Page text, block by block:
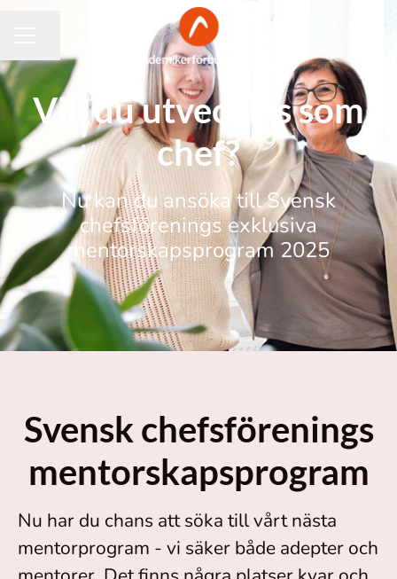
Vill du utvecklas som
chef?
Nu kan du ansöka till Svensk
chefsförenings exklusiva
mentorskapsprogram 2025
Svensk chefsförenings
mentorskapsprogram
Nu har du chans att söka till vårt nästa
mentorprogram - vi säker både adepter och